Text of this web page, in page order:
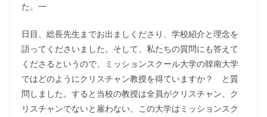
た。一
日目、総長先生までお出ましくださり、学校紹介と理念を
語ってくださいました。そして、私たちの質問にも答えて
くださるというので、ミッションスクール大学の韓南大学
ではどのようにクリスチャン教授を得ていますか？ と質
問しました。すると当校の教授は全員がクリスチャン、ク
リスチャンでないと雇わない、この大学はミッションスク